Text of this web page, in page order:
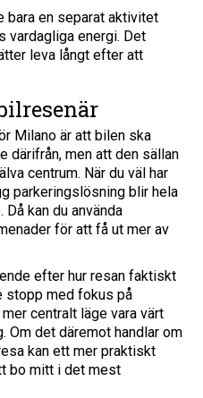
bara en separat aktivitet
vardagliga energi. Det
leva långt efter att
Milano är att bilen ska
därifrån, men att den sällan
centrum. När du väl har
parkeringslösning blir hela
kan du använda
för att få ut mer av
efter hur resan faktiskt
stopp med fokus på
centralt läge vara värt
Om det däremot handlar om
kan ett mer praktiskt
bo mitt i det mest